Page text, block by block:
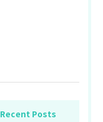
Recent Posts